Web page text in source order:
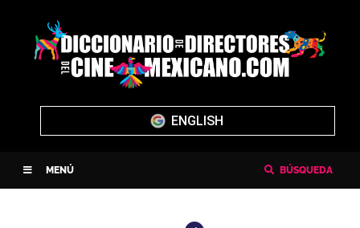
ENGLISH
MENÚ BÚSQUEDA